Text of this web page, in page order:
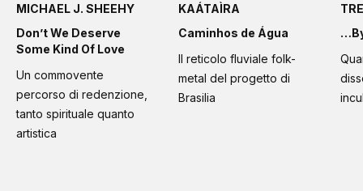
MICHAEL J. SHEEHY
Don’t We Deserve
Some Kind Of Love
Un commovente
percorso di redenzione,
tanto spirituale quanto
artistica
KAÁTAÌRA
Caminhos de Água
Il reticolo fluviale folk-
metal del progetto di
Brasilia